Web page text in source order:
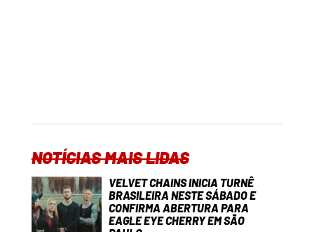
NOTÍCIAS MAIS LIDAS
VELVET CHAINS INICIA TURNÊ
BRASILEIRA NESTE SÁBADO E
CONFIRMA ABERTURA PARA
EAGLE EYE CHERRY EM SÃO